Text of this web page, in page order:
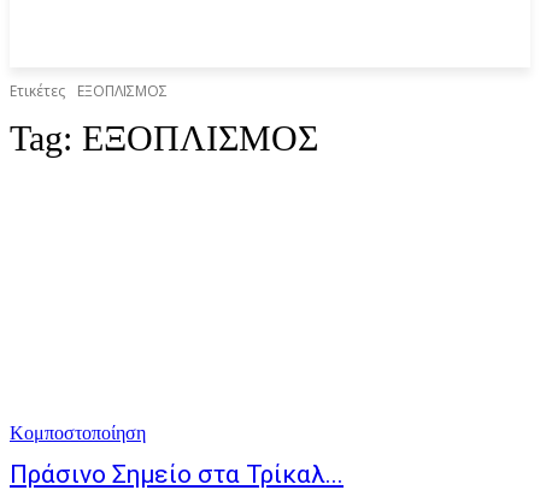
Ετικέτες ΕΞΟΠΛΙΣΜΟΣ
Tag: ΕΞΟΠΛΙΣΜΟΣ
Κομποστοποίηση
Πράσινο Σημείο στα Τρίκαλ...